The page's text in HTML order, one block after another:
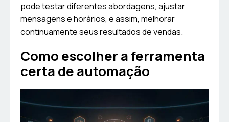
pode testar diferentes abordagens, ajustar
mensagens e horários, e assim, melhorar
continuamente seus resultados de vendas.
Como escolher a ferramenta
certa de automação